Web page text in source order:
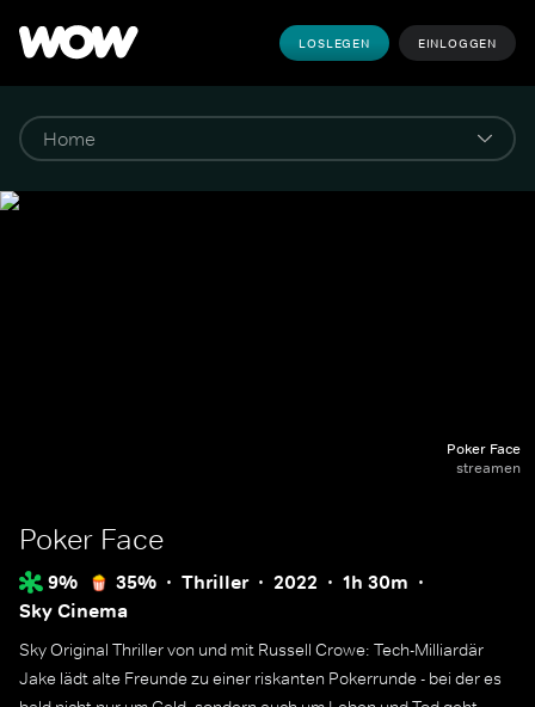
LOSLEGEN EINLOGGEN
Poker Face
streamen
Poker Face
9% 35% Thriller 2022
1h 30m
Sky Cinema
Sky Original Thriller von und mit Russell Crowe: Tech-Milliardär
Jake lädt alte Freunde zu einer riskanten Pokerrunde - bei der es